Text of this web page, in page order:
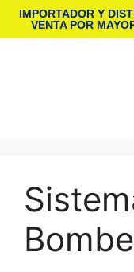
IMPORTADOR Y
VENTA POR